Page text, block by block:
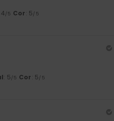
/5 Cor: 5/5
: 5/5 Cor: 5/5